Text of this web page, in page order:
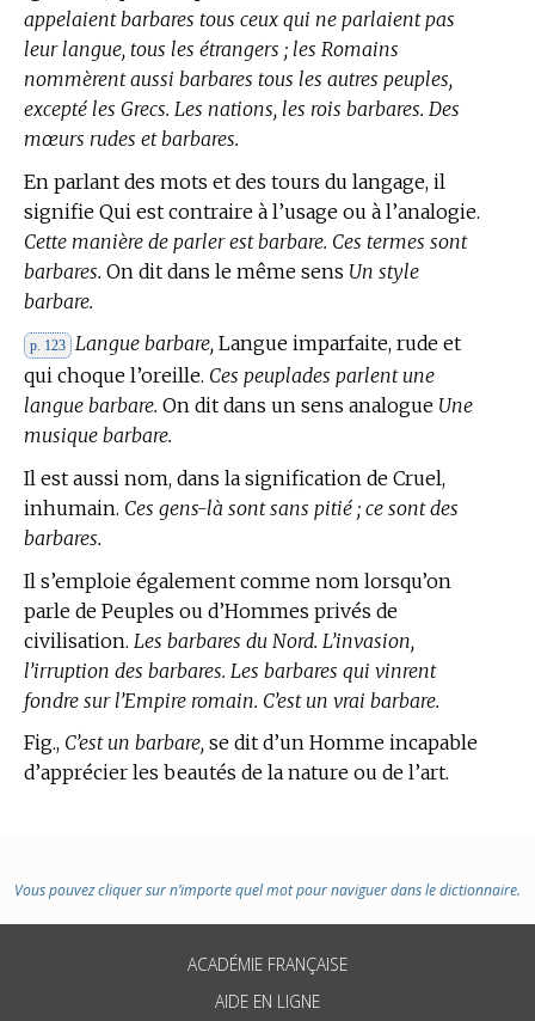
appelaient barbares tous ceux qui ne parlaient pas
leur langue, tous les étrangers ; les Romains
nommèrent aussi barbares tous les autres peuples,
excepté les Grecs. Les nations, les rois barbares. Des
mœurs rudes et barbares.
En parlant des mots et des tours du langage, il
signifie Qui est contraire à l’usage ou à l’analogie.
Cette manière de parler est barbare. Ces termes sont
barbares. On dit dans le même sens Un style
barbare.
p. 123 Langue barbare, Langue imparfaite, rude et
qui choque l’oreille. Ces peuplades parlent une
langue barbare. On dit dans un sens analogue Une
musique barbare.
Il est aussi nom, dans la signification de Cruel,
inhumain. Ces gens-là sont sans pitié ; ce sont des
barbares.
Il s’emploie également comme nom lorsqu’on
parle de Peuples ou d’Hommes privés de
civilisation. Les barbares du Nord. L’invasion,
l’irruption des barbares. Les barbares qui vinrent
fondre sur l’Empire romain. C’est un vrai barbare.
Fig., C’est un barbare, se dit d’un Homme incapable
d’apprécier les beautés de la nature ou de l’art.
Vous pouvez cliquer sur n’importe quel mot pour naviguer dans le dictionnaire.
ACADÉMIE FRANÇAISE
AIDE EN LIGNE